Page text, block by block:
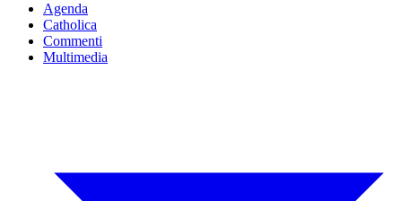
Agenda
Catholica
Commenti
Multimedia